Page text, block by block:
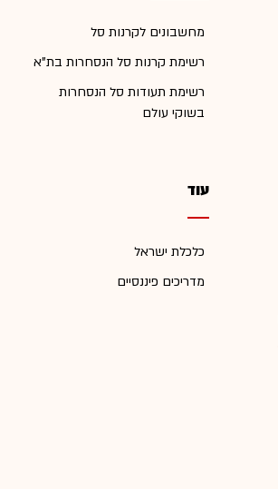
מחשבונים לקרנות סל
רשימת קרנות סל הנסחרות בת"א
רשימת תעודות סל הנסחרות
בשוקי עולם
עוד
כלכלת ישראל
מדריכים פיננסיים